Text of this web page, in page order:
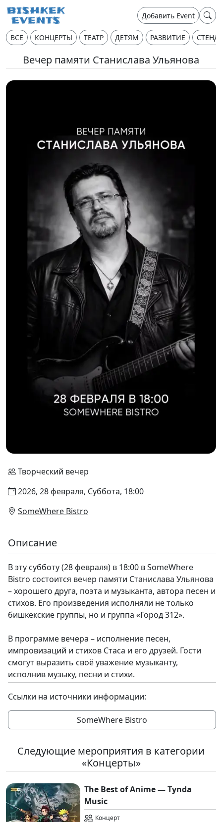
Добавить Event
ВСЕ КОНЦЕРТЫ ТЕАТР ДЕТЯМ РАЗВИТИЕ
Вечер памяти Станислава Ульянова
Творческий вечер
2026, 28 февраля, Суббота, 18:00
SomeWhere Bistro
Описание
В эту субботу (28 февраля) в 18:00 в SomeWhere
Bistro состоится вечер памяти Станислава Ульянова
– хорошего друга, поэта и музыканта, автора песен и
стихов. Его произведения исполняли не только
бишкекские группы, но и группа «Город 312».
В программе вечера – исполнение песен,
импровизаций и стихов Стаса и его друзей. Гости
смогут выразить своё уважение музыканту,
исполнив музыку, песни и стихи.
Ссылки на источники информации:
SomeWhere Bistro
Следующие мероприятия в категории
«Концерты»
The Best of Anime — Tynda
Music
Концерт